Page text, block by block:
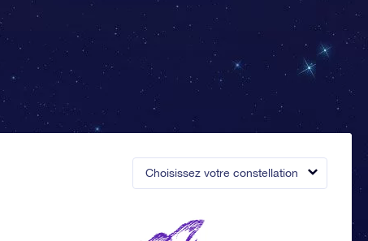
Choisissez votre constellation